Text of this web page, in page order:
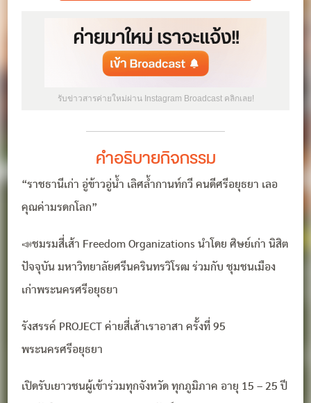
รับข่าวสารค่ายใหม่ผ่าน Instagram Broadcast คลิกเลย!
คำอธิบายกิจกรรม
“ราชธานีเก่า อู่ข้าวอู่น้ำ เลิศล้ำกานท์กวี คนดีศรีอยุธยา เลอ
คุณค่ามรดกโลก”
📣ชมรมสี่เส้า Freedom Organizations นำโดย ศิษย์เก่า นิสิต
ปัจจุบัน มหาวิทยาลัยศรีนครินทรวิโรฒ ร่วมกับ ชุมชนเมือง
เก่าพระนครศรีอยุธยา
รังสรรค์ PROJECT ค่ายสี่เส้าเราอาสา ครั้งที่ 95
พระนครศรีอยุธยา
เปิดรับเยาวชนผู้เข้าร่วมทุกจังหวัด ทุกภูมิภาค อายุ 15 – 25 ปี